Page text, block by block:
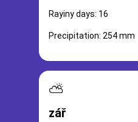
Rayiny days: 16
Precipitation: 254 mm
⛅
zář